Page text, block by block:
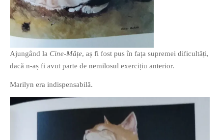
Ajungând la Cine-Mâțe, aș fi fost pus în fața supremei dificultăți,
dacă n-aș fi avut parte de nemilosul exercițiu anterior.
Marilyn era indispensabilă.